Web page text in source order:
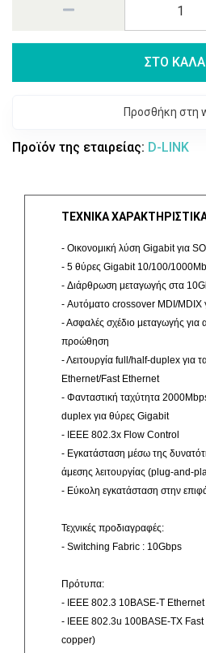
ΣΤΟ
Προσθήκη στη
Προϊόν της εταιρείας: D-LINK
ΤΕΧΝΙΚΑ
- Οικονομική λύση Gigabit για
- 5 θύρες Gigabit 10/100/
- Διάρθρωση μεταγωγής στα
- Αυτόματο crossover MDI/MDIX
- Ασφαλές σχέδιο μεταγωγής για
προώθηση
- Λειτουργία full/half-duplex για
Ethernet/Fast Ethernet
- Φανταστική ταχύτητα 2000Mbps
duplex για θύρες Gigabit
- IEEE 802.3x Flow Control
- Eγκατάσταση μέσω της
άμεσης λειτουργίας (plug-and-
- Εύκολη εγκατάσταση στην
Τεχνικές προδιαγραφές:
- Switching Fabric : 10Gbps
Πρότυπα:
- IEEE 802.3 10BASE-T
- IEEE 802.3u 100BASE-TX
copper)